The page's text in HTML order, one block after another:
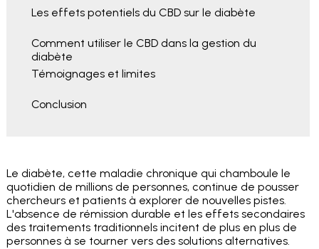
Les effets potentiels du CBD sur le diabète
Comment utiliser le CBD dans la gestion du
diabète
Témoignages et limites
Conclusion
Le diabète, cette maladie chronique qui chamboule le
quotidien de millions de personnes, continue de pousser
chercheurs et patients à explorer de nouvelles pistes.
L'absence de rémission durable et les effets secondaires
des traitements traditionnels incitent de plus en plus de
personnes à se tourner vers des solutions alternatives.